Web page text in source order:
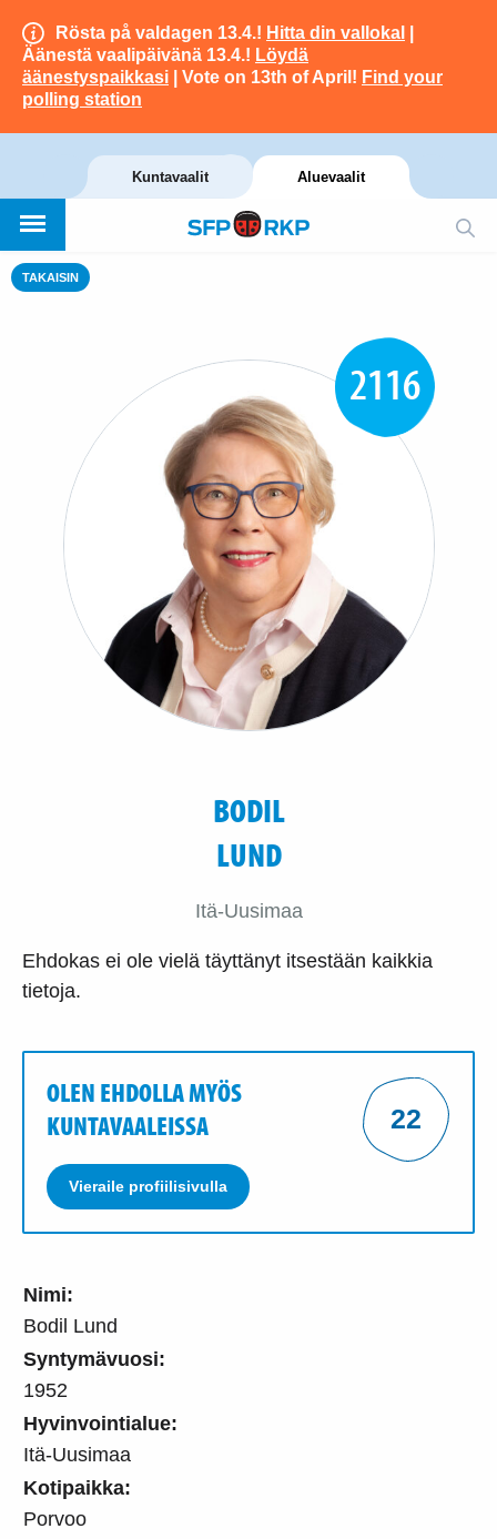
Rösta på valdagen 13.4.! Hitta din vallokal
Äänestä vaalipäivänä 13.4.! Löydä
äänestyspaikkasi | Vote on 13th of April! Find your
polling station
Kuntavaalit Aluevaalit
TAKAISIN
Nimi:
Bodil Lund
Syntymävuosi:
1952
Hyvinvointialue:
Itä-Uusimaa
Kotipaikka:
Porvoo
2116
BODIL
LUND
Itä-Uusimaa
Ehdokas ei ole vielä täyttänyt itsestään kaikkia
tietoja.
OLEN EHDOLLA MYÖS
KUNTAVAALEISSA
Vieraile profiilisivulla
22